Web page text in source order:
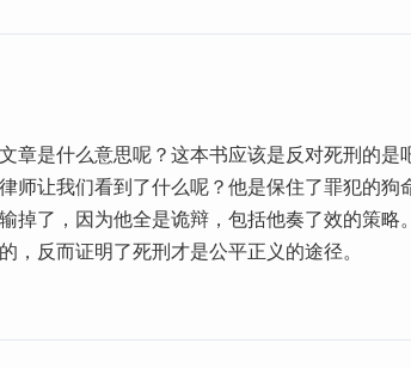
章是什么意思呢？这本书应该是反对死刑的是
师让我们看到了什么呢？他是保住了罪犯的狗
掉了，因为他全是诡辩，包括他奏了效的策略
，反而证明了死刑才是公平正义的途径。